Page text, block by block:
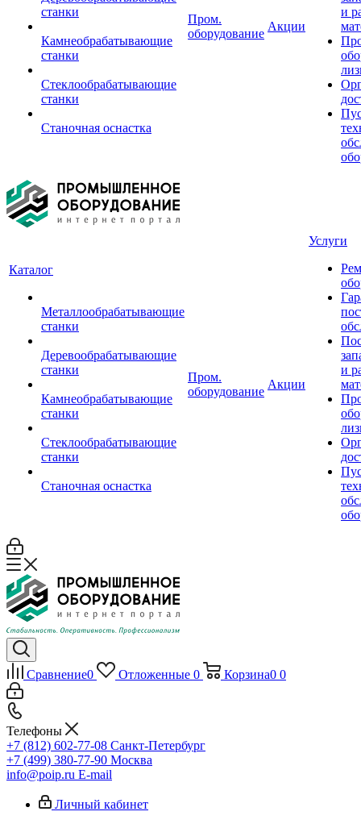
станки
Камнеобрабатывающие
станки
Стеклообрабатывающие
станки
Станочная оснастка
Пром.
оборудование
Акции
и
Каталог
Металлообрабатывающие
станки
Деревообрабатывающие
станки
Камнеобрабатывающие
станки
Стеклообрабатывающие
станки
Станочная оснастка
Пром.
оборудование
Акции
Услуги
и
Сравнение0 Отложенные 0 Корзина0 0
Телефоны
+7 (812) 602-77-08 Санкт-Петербург
+7 (499) 380-77-90 Москва
info@poip.ru E-mail
Личный кабинет